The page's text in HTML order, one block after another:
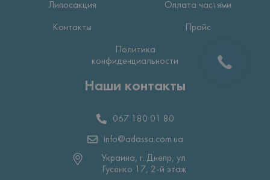
Липосакция Оплата частями
Контакты Прайс
Политика
конфиденциальности
Наши контакты
067 180 01 80
info@adassa.com.ua
Украина, г. Днепр, ул.
Гусенко 17, 2-й этаж